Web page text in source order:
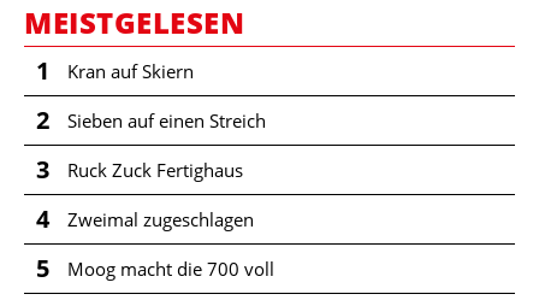
MEISTGELESEN
1 Kran auf Skiern
2 Sieben auf einen Streich
3 Ruck Zuck Fertighaus
4 Zweimal zugeschlagen
5 Moog macht die 700 voll